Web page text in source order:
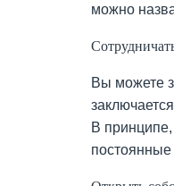
можно
Вы можете
В
постоянные